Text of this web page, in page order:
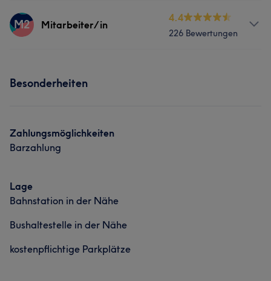
Portfolio
Services
Portfolio
M2 Mitarbeiter/in
4.4
226 Bewertungen
Portfolio
Besonderheiten
Zahlungsmöglichkeiten
Barzahlung
Lage
Bahnstation in der Nähe
Bushaltestelle in der Nähe
kostenpflichtige Parkplätze